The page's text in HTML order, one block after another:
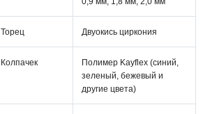
Торец Двуокись циркония
Колпачек
Полимер Kayflex (синий,
зеленый, бежевый и
другие цвета)